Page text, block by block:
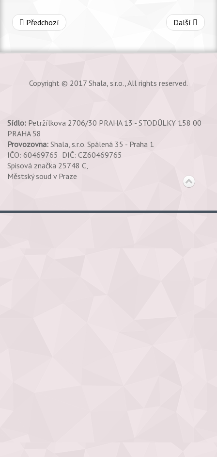
Předchozí Další
Copyright © 2017 Shala, s.r.o., All rights reserved.
Sídlo: Petržílkova 2706/30 PRAHA 13 - STODŮLKY 158 00
PRAHA 58
Provozovna: Shala, s.r.o. Spálená 35 - Praha 1
IČO: 60469765 DIČ: CZ60469765
Spisová značka 25748 C,
Městský soud v Praze